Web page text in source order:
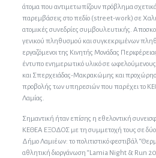
άτομα που αντιμετωπίζουν πρόβλημα σχετικά
παρεμβάσεις στο πεδίο (street-work) σε
ατομικές συνεδρίες συμβουλευτικής.
γενικού πληθυσμού και συγκεκριμένων
εργαζόμενοι της Κινητής Μονάδας
έντυπο ενημερωτικό υλικό σε
και Σπερχειάδας-Μακρακώμης και
προβολής των υπηρεσιών που παρέχει το
Λαμίας.
Σημαντική ήταν επίσης η εθελοντική
ΚΕΘΕΑ ΕΞΟΔΟΣ με τη συμμετοχή τους σε δύο
Δήμο Λαμιέων: το πολιτιστικό φεστιβάλ
αθλητική διοργάνωση “Lamia Night & Run